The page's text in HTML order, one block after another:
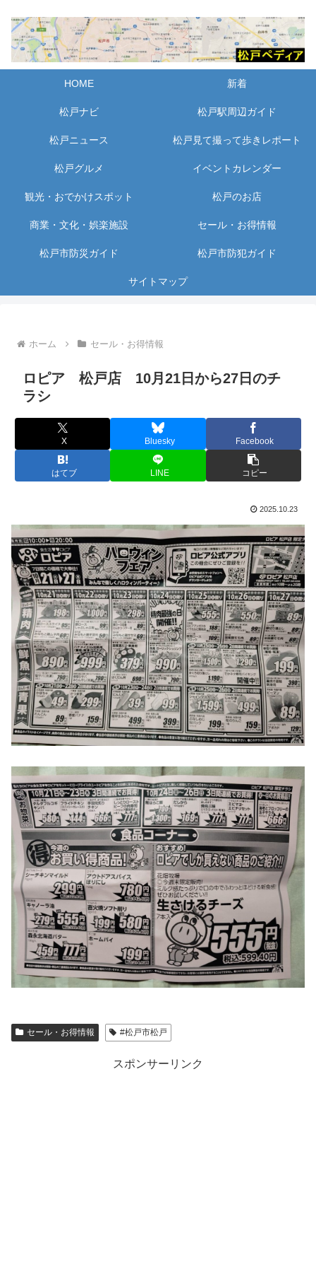
HOME 新着
松戸ナビ 松戸駅周辺ガイド
松戸ニュース 松戸見て撮って歩きレポート
松戸グルメ イベントカレンダー
観光・おでかけスポット 松戸のお店
商業・文化・娯楽施設 セール・お得情報
松戸市防災ガイド 松戸市防犯ガイド
サイトマップ
ホーム セール・お得情報
ロピア 松戸店 10月21日から27日のチ
ラシ
X Bluesky Facebook
はてブ LINE コピー
2025.10.23
セール・お得情報 #松戸市松戸
スポンサーリンク